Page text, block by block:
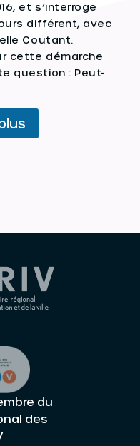
et s’interroge
différent, avec
Coutant.
cette démarche
question : Peut-
du
des